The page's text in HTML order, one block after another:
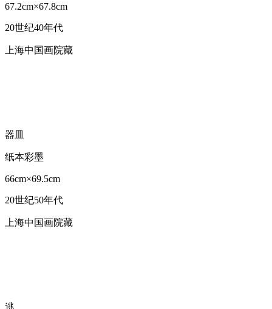
67.2cm×67.8cm
20世纪40年代
上海中国画院藏
器皿
纸本彩墨
66cm×69.5cm
20世纪50年代
上海中国画院藏
逃